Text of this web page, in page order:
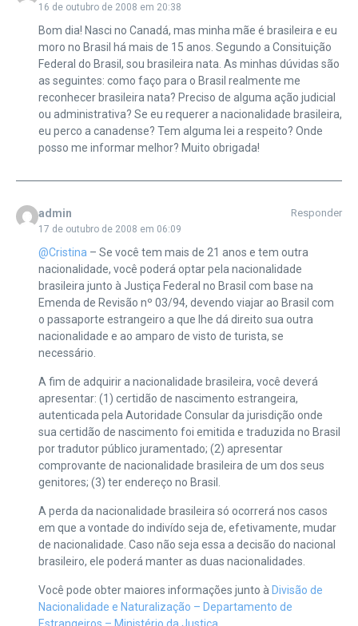
16 de outubro de 2008 em 20:38
Bom dia! Nasci no Canadá, mas minha mãe é brasileira e eu
moro no Brasil há mais de 15 anos. Segundo a Consituição
Federal do Brasil, sou brasileira nata. As minhas dúvidas são
as seguintes: como faço para o Brasil realmente me
reconhecer brasileira nata? Preciso de alguma ação judicial
ou administrativa? Se eu requerer a nacionalidade brasileira,
eu perco a canadense? Tem alguma lei a respeito? Onde
posso me informar melhor? Muito obrigada!
admin
17 de outubro de 2008 em 06:09
Responder
@Cristina – Se você tem mais de 21 anos e tem outra
nacionalidade, você poderá optar pela nacionalidade
brasileira junto à Justiça Federal no Brasil com base na
Emenda de Revisão nº 03/94, devendo viajar ao Brasil com
o passaporte estrangeiro a que lhe dá direito sua outra
nacionalidade e ao amparo de visto de turista, se
necessário.
A fim de adquirir a nacionalidade brasileira, você deverá
apresentar: (1) certidão de nascimento estrangeira,
autenticada pela Autoridade Consular da jurisdição onde
sua certidão de nascimento foi emitida e traduzida no Brasil
por tradutor público juramentado; (2) apresentar
comprovante de nacionalidade brasileira de um dos seus
genitores; (3) ter endereço no Brasil.
A perda da nacionalidade brasileira só ocorrerá nos casos
em que a vontade do indivído seja de, efetivamente, mudar
de nacionalidade. Caso não seja essa a decisão do nacional
brasileiro, ele poderá manter as duas nacionalidades.
Você pode obter maiores informações junto à Divisão de
Nacionalidade e Naturalização – Departamento de